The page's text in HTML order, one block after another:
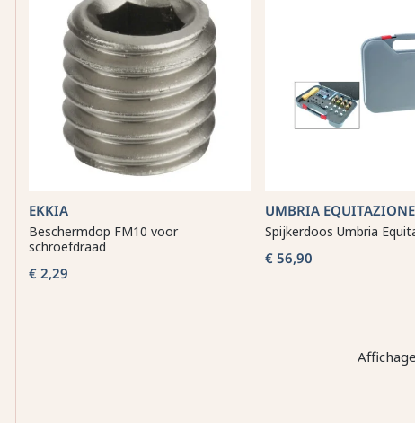
EKKIA
Beschermdop FM10 voor
schroefdraad
€ 2,29
UMBRIA EQUITAZIONE
Spijkerdoos Umbria
€ 56,90